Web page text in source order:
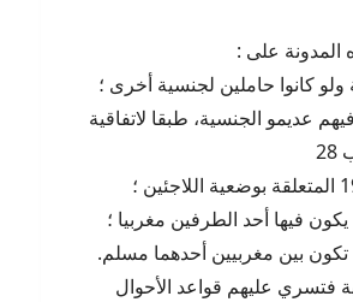
على :
عديمو الجنسية، طبقا لاتفاقية
فتسري عليهم قواعد الأحوال